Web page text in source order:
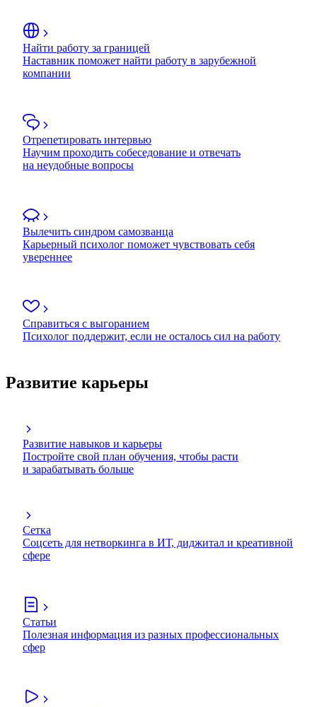
Найти работу за границей
Наставник поможет найти работу в зарубежной
компании
Отрепетировать интервью
Научим проходить собеседование и отвечать
на неудобные вопросы
Вылечить синдром самозванца
Карьерный психолог поможет чувствовать себя
увереннее
Справиться с выгоранием
Психолог поддержит, если не осталось сил на работу
Развитие карьеры
Развитие навыков и карьеры
Постройте свой план обучения, чтобы расти
и зарабатывать больше
Сетка
Соцсеть для нетворкинга в ИТ, диджитал и креативной
сфере
Статьи
Полезная информация из разных профессиональных
сфер